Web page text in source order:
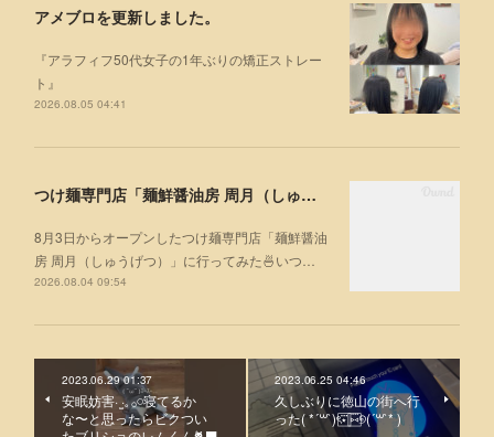
アメブロを更新しました。
『アラフィフ50代女子の1年ぶりの矯正ストレー
ト』
2026.08.05 04:41
つけ麺専門店「麺鮮醤油房 周月（しゅうげつ）」⁡ に行ってみた🍜
8月3日からオープンしたつけ麺専門店「麺鮮醤油
房 周月（しゅうげつ）」⁡に行ってみた🍜いつ…
2026.08.04 09:54
2023.06.29 01:37
安眠妨害· ̫·𓈒 𓂂𓏸寝てるか
な〜と思ったらビクつい
2023.06.25 04:46
久しぶりに徳山の街へ行
った( *´꒳`)ৎ⋆⃞⃛ ⑅⃞⃜୭(´꒳`* )